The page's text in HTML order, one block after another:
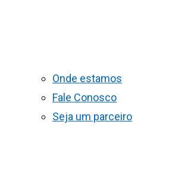
Onde estamos
Fale Conosco
Seja um parceiro